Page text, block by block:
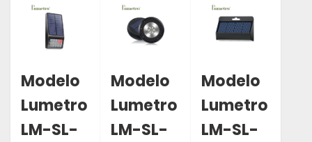
años
Clasificación
IP: IP54
años
Clasificación
IP: IP54
años
Clasificación
IP: IP54
Modelo
Lumetro
LM-SL-
Modelo
Lumetro
LM-SL-
Modelo
Lumetro
LM-SL-